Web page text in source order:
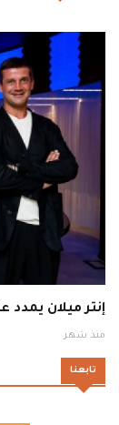
إنتر ميلان يمدد
منذ شهر
تابعنا